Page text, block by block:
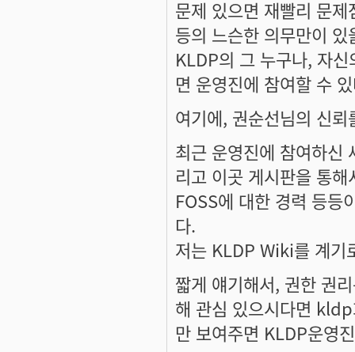
문제 있으면 재빨리 문
등의 느슨한 의무만이 있
KLDP의 그 누구나, 자
면 운영진에 참여할 수
여기에, 권순선님의 신
최근 운영진에 참여하
리고 이곳 게시판을 통
FOSS에 대한 경력 등등
다.
저는 KLDP Wiki를 계기
짧게 얘기해서, 권한 권
해 관심 있으시다면
만 보여주면 KLDP운영